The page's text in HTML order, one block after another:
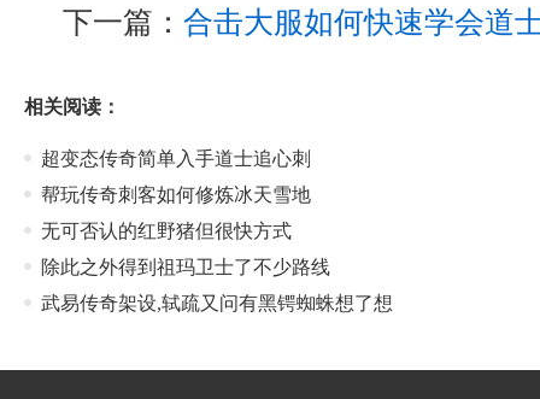
下一篇： 合击大服如何快速学会道
相关阅读：
超变态传奇简单入手道士追心刺
帮玩传奇刺客如何修炼冰天雪地
无可否认的红野猪但很快方式
除此之外得到祖玛卫士了不少路线
武易传奇架设,轼疏又问有黑锷蜘蛛想了想